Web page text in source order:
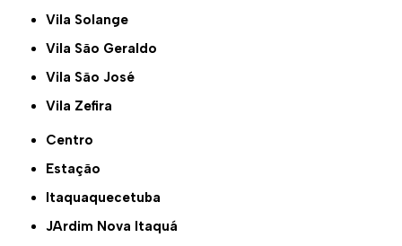
Vila Solange
Vila São Geraldo
Vila São José
Vila Zefira
Centro
Estação
Itaquaquecetuba
JArdim Nova Itaquá